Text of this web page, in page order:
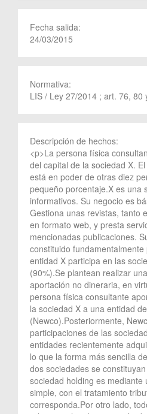
Fecha salida:
24/03/2015
Normativa:
LIS / Ley 27/2014 ; art. 76, 80
Descripción de hechos:
<p>La persona física
del capital de la sociedad X.
está en poder de otras diez
pequeño porcentaje.X es una
informativos. Su negocio es
Gestiona unas revistas, tanto
en formato web, y presta
mencionadas publicaciones.
constituido
entidad X participa en las
(90%).Se plantean realizar
aportación no dineraria, en
persona física consultante
la sociedad X a una entidad
(Newco).Posteriormente,
participaciones de las
entidades recientemente
lo que la forma más sencilla
dos sociedades se
sociedad holding es
simple, con el tratamiento
corresponda.Por otro lado,